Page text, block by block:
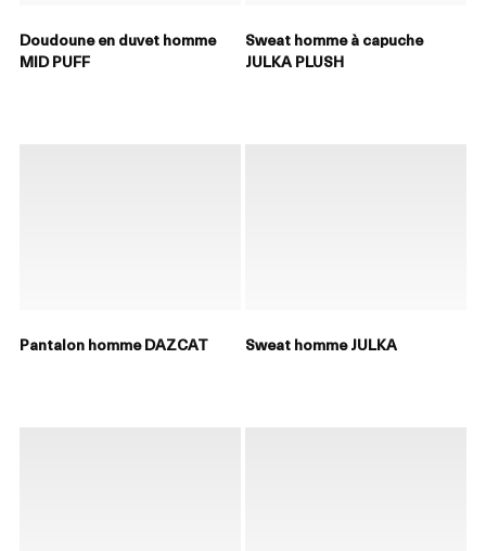
Doudoune en duvet homme
MID PUFF
Sweat homme à capuche
JULKA PLUSH
Pantalon homme DAZCAT Sweat homme JULKA